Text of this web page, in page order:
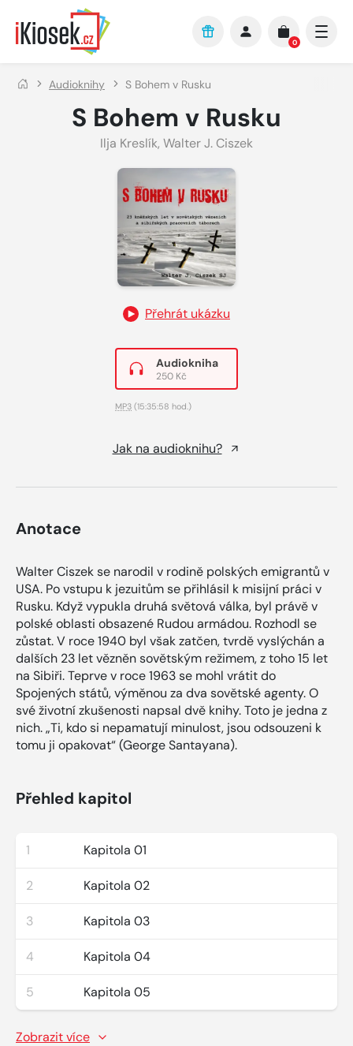
Přejít na hlavní obsah
0
Audioknihy S Bohem v Rusku
S Bohem v Rusku
Ilja Kreslík, Walter J. Ciszek
Přehrát ukázku
Audiokniha
250 Kč
MP3 (15:35:58 hod.)
Jak na audioknihu?
Anotace
Walter Ciszek se narodil v rodině polských emigrantů v
USA. Po vstupu k jezuitům se přihlásil k misijní práci v
Rusku. Když vypukla druhá světová válka, byl právě v
polské oblasti obsazené Rudou armádou. Rozhodl se
zůstat. V roce 1940 byl však zatčen, tvrdě vyslýchán a
dalších 23 let vězněn sovětským režimem, z toho 15 let
na Sibiři. Teprve v roce 1963 se mohl vrátit do
Spojených států, výměnou za dva sovětské agenty. O
své životní zkušenosti napsal dvě knihy. Toto je jedna z
nich. „Ti, kdo si nepamatují minulost, jsou odsouzeni k
tomu ji opakovat“ (George Santayana).
Přehled kapitol
1 Kapitola 01
2 Kapitola 02
3 Kapitola 03
4 Kapitola 04
5 Kapitola 05
Zobrazit více